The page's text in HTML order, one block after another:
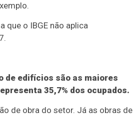
o IBGE não aplica
de edifícios são as maiores
35,7% dos ocupados.
de obra do setor. Já as obras de